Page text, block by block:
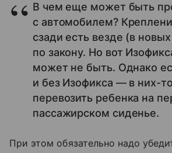
В чем еще может быть
с автомобилем?
сзади есть везде (в
по закону. Но вот
может не быть. Однако
и без Изофикса — в них-
перевозить ребенка на
пассажирском сиденье.
При этом обязательно надо